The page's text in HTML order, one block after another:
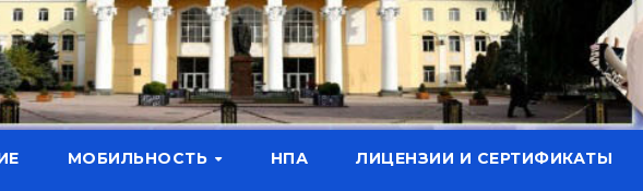
МОБИЛЬНОСТЬ НПА ЛИЦЕНЗИИ И СЕРТИФИКАТЫ